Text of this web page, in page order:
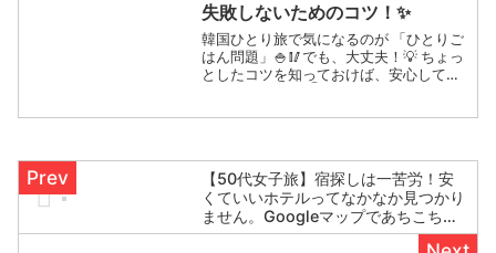
失敗しないためのコツ！✨
韓国ひとり旅で気になるのが 「ひとりご
はん問題」🍚🥢でも、大丈夫！💡 ちょっ
としたコツを知っておけば、安心して楽
【50代女子旅】宿探しは一苦労！安
くていいホテルってなかなか見つかり
ません。Googleマップであちこち探
す🔍東京の宿探し